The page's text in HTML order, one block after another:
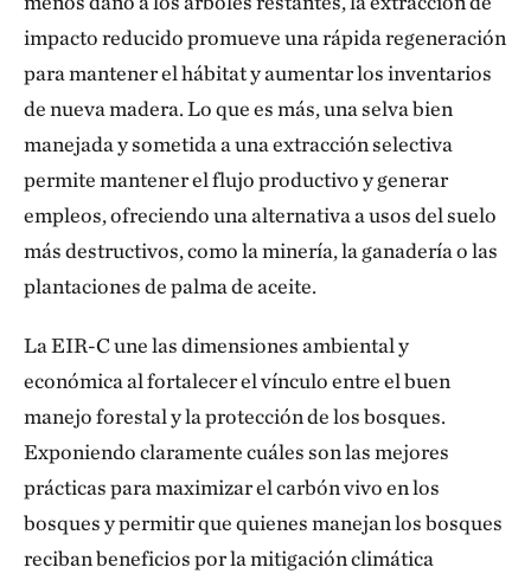
impacto reducido promueve una rápida regeneración
para mantener el hábitat y aumentar los inventarios
de nueva madera. Lo que es más, una selva bien
manejada y sometida a una extracción selectiva
permite mantener el flujo productivo y generar
empleos, ofreciendo una alternativa a usos del suelo
más destructivos, como la minería, la ganadería o las
plantaciones de palma de aceite.
La EIR-C une las dimensiones ambiental y
económica al fortalecer el vínculo entre el buen
manejo forestal y la protección de los bosques.
Exponiendo claramente cuáles son las mejores
prácticas para maximizar el carbón vivo en los
bosques y permitir que quienes manejan los bosques
reciban beneficios por la mitigación climática